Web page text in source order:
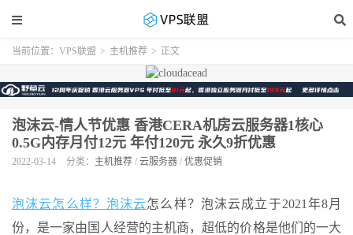
当前位置： VPS联盟 > 主机推荐 > 正文
泡沫云-情人节优惠 香港CERA机房云服务器1核心
0.5G内存月付12元 年付120元 永久9折优惠
2022-03-14 分类： 主机推荐 / 云服务器 / 优惠促销
泡沫云怎么样？ 泡沫云怎么样？泡沫云成立于2021年8月
份，是一家由国人经营的主机商，超低的价格是他们的一大